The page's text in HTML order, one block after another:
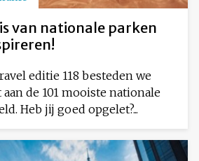
van nationale parken
editie 118 besteden we
de 101 mooiste nationale
Heb jij goed opgelet?...